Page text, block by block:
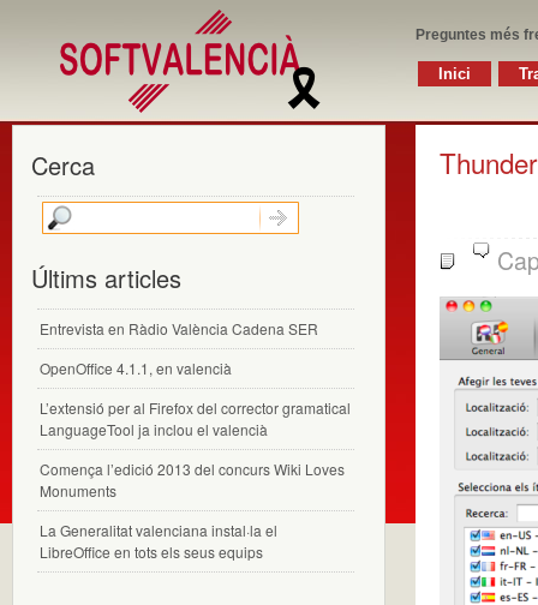
Preguntes més
Inici
Cerca
Últims articles
Entrevista en Ràdio València Cadena SER
OpenOffice 4.1.1, en valencià
L’extensió per al Firefox del corrector gramatical
LanguageTool ja inclou el valencià
Comença l’edició 2013 del concurs Wiki Loves
Monuments
La Generalitat valenciana instal·la el
LibreOffice en tots els seus equips